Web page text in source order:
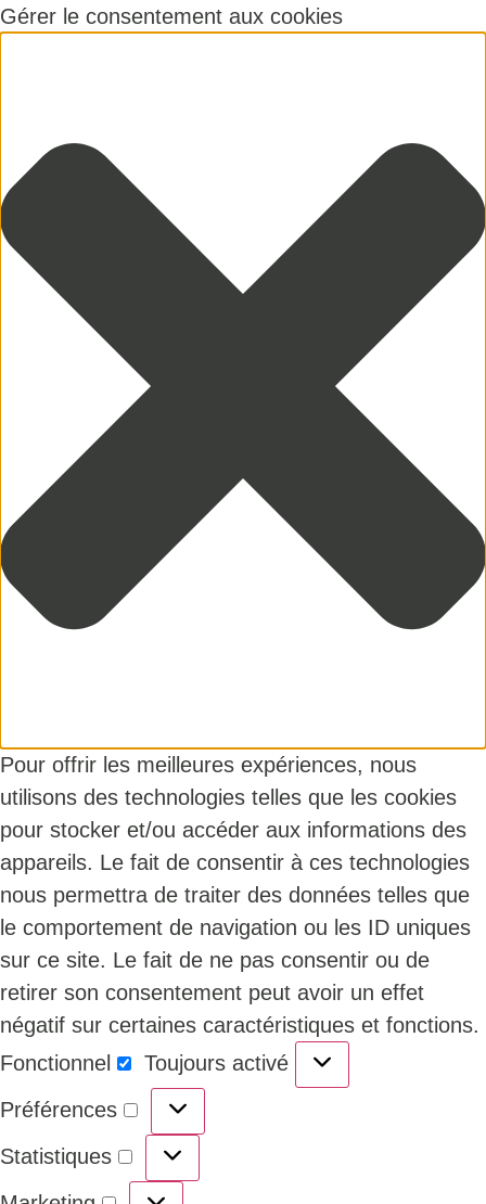
Gérer le consentement aux cookies
Pour offrir les meilleures expériences, nous
utilisons des technologies telles que les cookies
pour stocker et/ou accéder aux informations des
appareils. Le fait de consentir à ces technologies
nous permettra de traiter des données telles que
le comportement de navigation ou les ID uniques
sur ce site. Le fait de ne pas consentir ou de
retirer son consentement peut avoir un effet
négatif sur certaines caractéristiques et fonctions.
Fonctionnel
Toujours activé
Préférences
Statistiques